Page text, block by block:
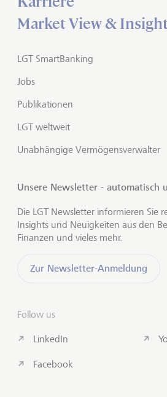
Market View &
LGT SmartBanking
Jobs
Publikationen
LGT weltweit
Unabhängige Vermögensverwalter
Unsere Newsletter - automatisch
Die LGT Newsletter informieren Sie
Insights und Neuigkeiten aus den
Finanzen und vieles mehr.
Zur Newsletter-Anmeldung
Follow us
LinkedIn
Facebook